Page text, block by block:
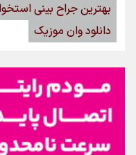
بهترین جراح بینی
دانلود وان موزیک